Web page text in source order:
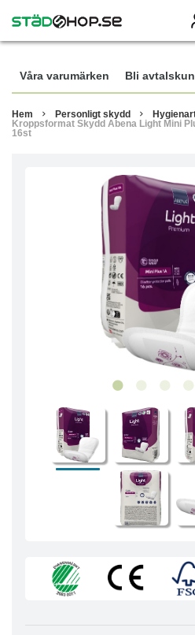
Våra varumärken Bli
Hem Personligt skydd
Kroppsformat Skydd Abena Light Mini
16st